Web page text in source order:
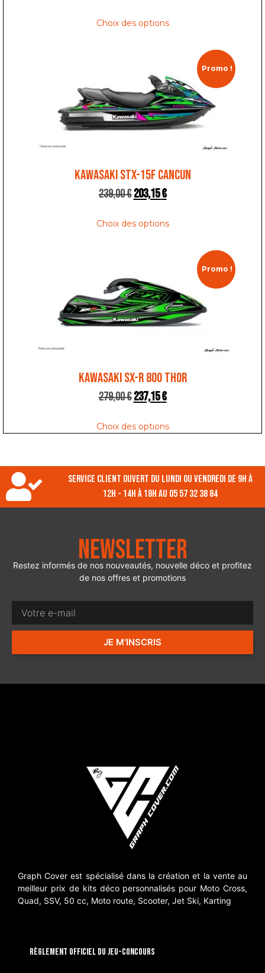
Choix des options
Promo !
KAWASAKI STX-15F CANCUN
239,00€203,15€
Choix des options
Promo !
KAWASAKI SX-R 800 THOR
279,00€237,15€
Choix des options
Service client ouvert du lundi ou vendredi de 9h à
12h - 14h à 18h au 05 57 32 38 84
Newsletter
Restez informés de nos nouveautés, nouvelle déco et profitez
de nos offres et promotions
JE M'INSCRIS
Graph Cover est spécialisé dans la création et la vente au
meilleur prix de kits déco personnalisés pour Moto Cross,
Quad, SSV, 50 cc, Moto route, Scooter, Jet Ski, Karting
RÈGLEMENT OFFICIEL DU JEU-CONCOURS